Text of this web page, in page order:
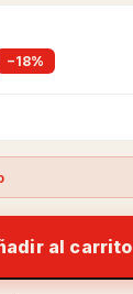
−18%
al carrito